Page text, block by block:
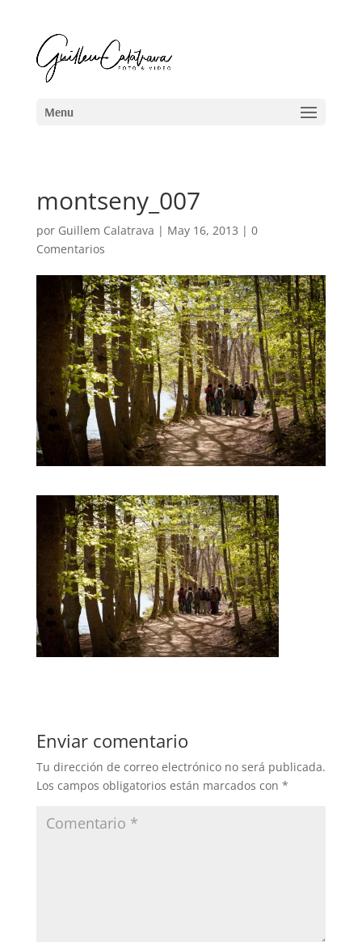
montseny_007
por Guillem Calatrava | May 16, 2013 | 0
Comentarios
Enviar comentario
Tu dirección de correo electrónico no será publicada.
Los campos obligatorios están marcados con *